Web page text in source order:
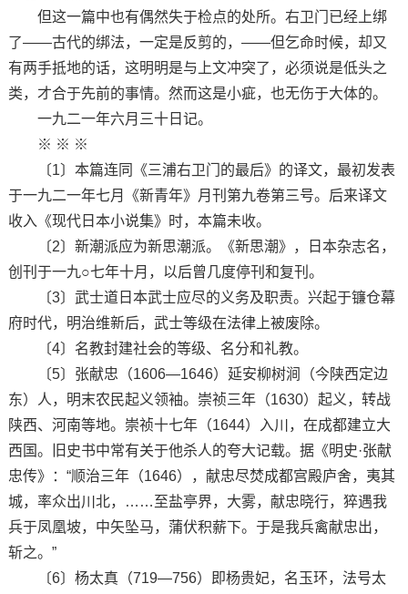
但这一篇中也有偶然失于检点的处所。右卫门已经上绑
了——古代的绑法，一定是反剪的，——但乞命时候，却又
有两手抵地的话，这明明是与上文冲突了，必须说是低头之
类，才合于先前的事情。然而这是小疵，也无伤于大体的。
一九二一年六月三十日记。
※ ※ ※
〔1〕本篇连同《三浦右卫门的最后》的译文，最初发表
于一九二一年七月《新青年》月刊第九卷第三号。后来译文
收入《现代日本小说集》时，本篇未收。
〔2〕新潮派应为新思潮派。《新思潮》，日本杂志名，
创刊于一九○七年十月，以后曾几度停刊和复刊。
〔3〕武士道日本武士应尽的义务及职责。兴起于镰仓幕
府时代，明治维新后，武士等级在法律上被废除。
〔4〕名教封建社会的等级、名分和礼教。
〔5〕张献忠（1606—1646）延安柳树涧（今陕西定边
东）人，明末农民起义领袖。崇祯三年（1630）起义，转战
陕西、河南等地。崇祯十七年（1644）入川，在成都建立大
西国。旧史书中常有关于他杀人的夸大记载。据《明史·张献
忠传》：“顺治三年（1646），献忠尽焚成都宫殿庐舍，夷其
城，率众出川北，……至盐亭界，大雾，献忠晓行，猝遇我
兵于凤凰坡，中矢坠马，蒲伏积薪下。于是我兵禽献忠出，
斩之。”
〔6〕杨太真（719—756）即杨贵妃，名玉环，法号太